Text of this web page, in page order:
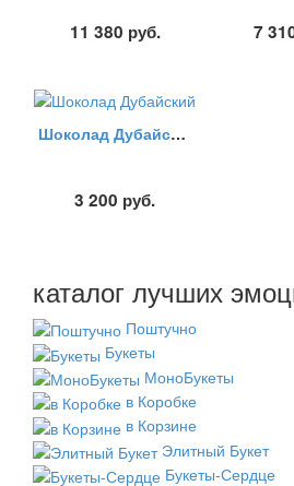
11 380 руб. 7
Шоколад Дубайский
3 200 руб.
каталог лучших
Поштучно
Букеты
МоноБукеты
в Коробке
в Корзине
Элитный Букет
Букеты-Сердце